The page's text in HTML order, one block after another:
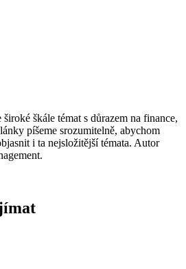
škále témat s důrazem na finance,
píšeme srozumitelně, abychom
i ta nejsložitější témata. Autor